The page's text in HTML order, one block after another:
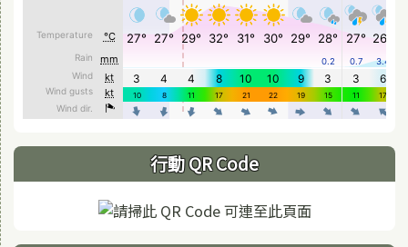
行動 QR Code